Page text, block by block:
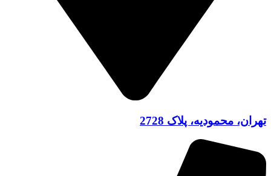
تهران، محمودیه، پلاک 2728